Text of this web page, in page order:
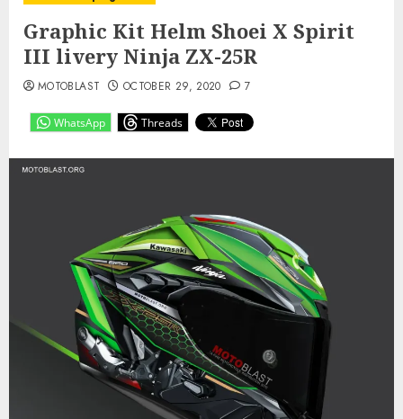
Graphic Kit Helm Shoei X Spirit
III livery Ninja ZX-25R
WhatsApp Threads
MOTOBLAST OCTOBER 29, 2020 7